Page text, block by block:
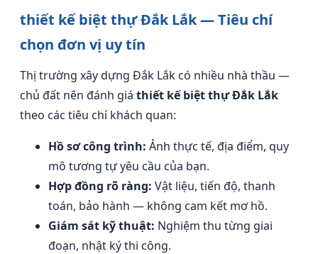
thiết kế biệt thự Đắk Lắk — Tiêu chí
chọn đơn vị uy tín
Thị trường xây dựng Đắk Lắk có nhiều nhà thầu —
chủ đất nên đánh giá thiết kế biệt thự Đắk Lắk
theo các tiêu chí khách quan:
Hồ sơ công trình: Ảnh thực tế, địa điểm, quy
mô tương tự yêu cầu của bạn.
Hợp đồng rõ ràng: Vật liệu, tiến độ, thanh
toán, bảo hành — không cam kết mơ hồ.
Giám sát kỹ thuật: Nghiệm thu từng giai
đoạn, nhật ký thi công.